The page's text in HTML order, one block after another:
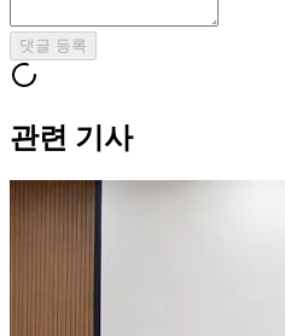
댓글 등록
관련 기사